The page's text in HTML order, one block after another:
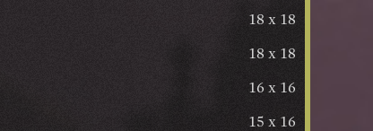
18 x 18
18 x 18
16 x 16
15 x 16